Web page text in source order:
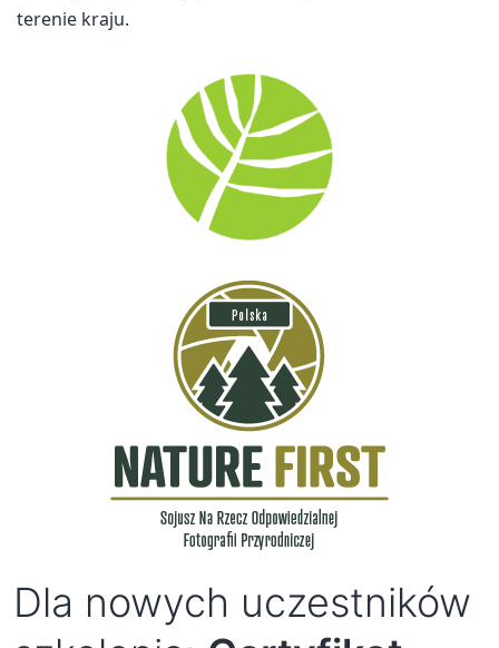
terenie kraju.
Dla nowych uczestników